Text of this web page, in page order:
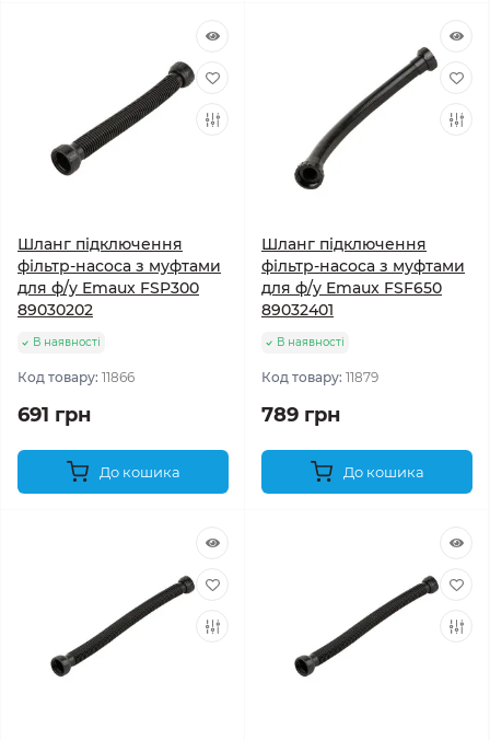
Шланг підключення
фільтр-насоса з муфтами
для ф/у Emaux FSP300
89030202
В наявності
Код товару: 11866
691 грн
До кошика
Шланг підключення
фільтр-насоса з муфтами
для ф/у Emaux FSF650
89032401
В наявності
Код товару: 11879
789 грн
До кошика